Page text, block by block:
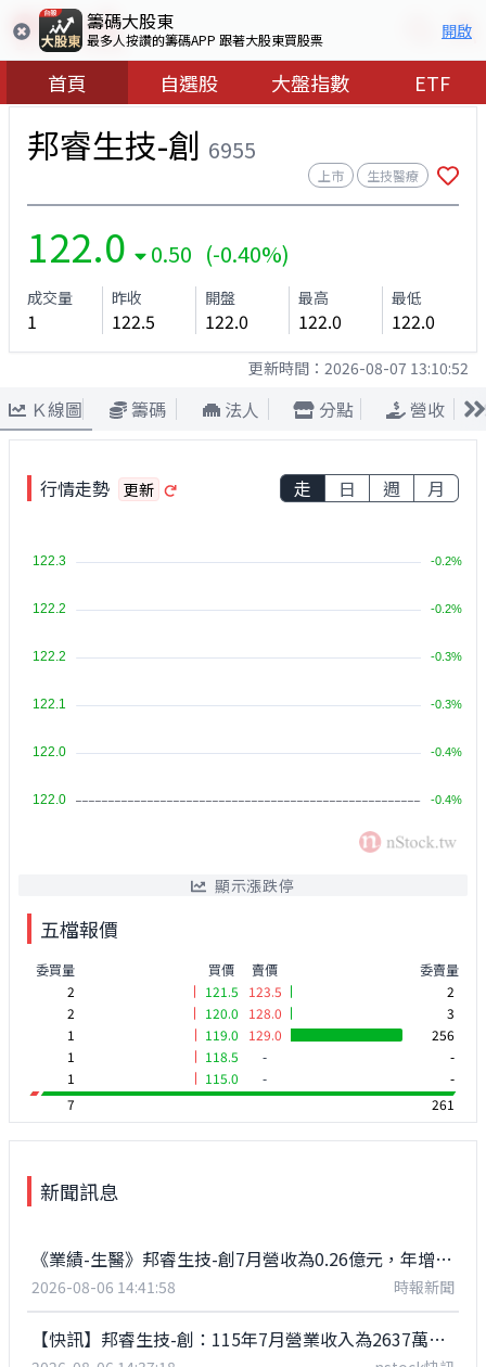
籌碼大股東
最多人按讚的籌碼APP 跟著大股東買股票 開啟
首頁 自選股 大盤指數 ETF
邦睿生技-創 6955
上市 生技醫療
122.0 0.50 (-0.40%)
成交量
1
昨收
122.5
開盤
122.0
最高
122.0
最低
122.0
更新時間： 2026-08-07 13:10:52
Ｋ線圖 籌碼 法人 分點 營收
行情走勢 更新 走 日 週 月
顯示漲跌停
五檔報價
委買量
買價
2
121.5
2
120.0
1
119.0
1
118.5
1
115.0
賣價
委賣量
123.5
2
128.0
3
129.0
256
-
-
-
-
7
261
新聞訊息
《業績-生醫》邦睿生技-創7月營收為0.26億元，年增21.33%
2026-08-06 14:41:58 時報新聞
【快訊】邦睿生技-創：115年7月營業收入為2637萬元，年增21.33%